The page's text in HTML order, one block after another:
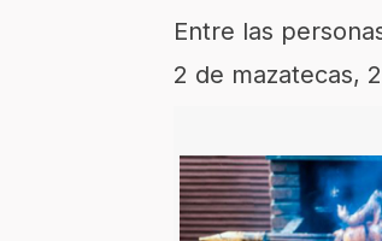
Entre las
2 de mazatecas,